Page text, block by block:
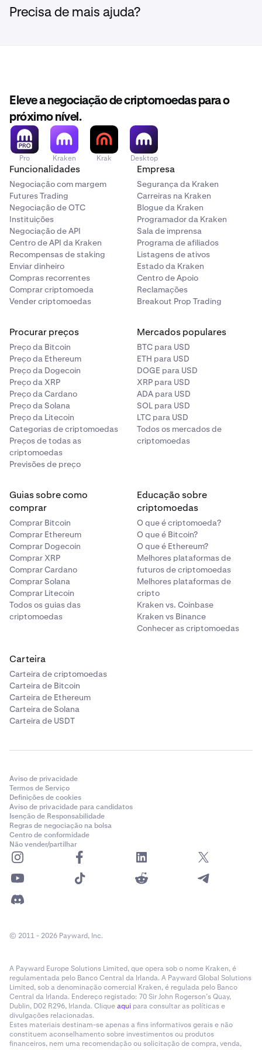
Precisa de mais ajuda?
Eleve a negociação de criptomoedas para o
próximo nível.
Pro Kraken Krak Desktop
Funcionalidades
Negociação com margem
Futures Trading
Negociação de OTC
Instituições
Negociação de API
Centro de API da Kraken
Recompensas de staking
Enviar dinheiro
Compras recorrentes
Comprar criptomoeda
Vender criptomoedas
Empresa
Segurança da Kraken
Carreiras na Kraken
Blogue da Kraken
Programador da Kraken
Sala de imprensa
Programa de afiliados
Listagens de ativos
Estado da Kraken
Centro de Apoio
Reclamações
Breakout Prop Trading
Procurar preços
Preço da Bitcoin
Preço da Ethereum
Preço da Dogecoin
Preço da XRP
Preço da Cardano
Preço da Solana
Preço da Litecoin
Categorias de criptomoedas
Preços de todas as
criptomoedas
Previsões de preço
Mercados populares
BTC para USD
ETH para USD
DOGE para USD
XRP para USD
ADA para USD
SOL para USD
LTC para USD
Todos os mercados de
criptomoedas
Guias sobre como
comprar
Comprar Bitcoin
Comprar Ethereum
Comprar Dogecoin
Comprar XRP
Comprar Cardano
Comprar Solana
Comprar Litecoin
Todos os guias das
criptomoedas
Educação sobre
criptomoedas
O que é criptomoeda?
O que é Bitcoin?
O que é Ethereum?
Melhores plataformas de
futuros de criptomoedas
Melhores plataformas de
cripto
Kraken vs. Coinbase
Kraken vs Binance
Conhecer as criptomoedas
Carteira
Carteira de criptomoedas
Carteira de Bitcoin
Carteira de Ethereum
Carteira de Solana
Carteira de USDT
Aviso de privacidade
Termos de Serviço
Definições de cookies
Aviso de privacidade para candidatos
Isenção de Responsabilidade
Regras de negociação na bolsa
Centro de conformidade
Não vender/partilhar
© 2011 - 2026 Payward, Inc.
A Payward Europe Solutions Limited, que opera sob o nome Kraken, é
regulamentada pelo Banco Central da Irlanda. A Payward Global Solutions
Limited, sob a denominação comercial Kraken, é regulada pelo Banco
Central da Irlanda. Endereço registado: 70 Sir John Rogerson’s Quay,
Dublin, D02 R296, Irlanda. Cliqueaqui para consultar as políticas e
divulgações relacionadas.
Estes materiais destinam-se apenas a fins informativos gerais e não
constituem aconselhamento sobre investimentos ou produtos
financeiros, nem uma recomendação ou solicitação de compra, venda,